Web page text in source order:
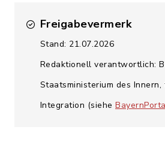
Freigabevermerk
Stand: 21.07.2026
Redaktionell verantwortlich:
Staatsministerium des
Integration (siehe